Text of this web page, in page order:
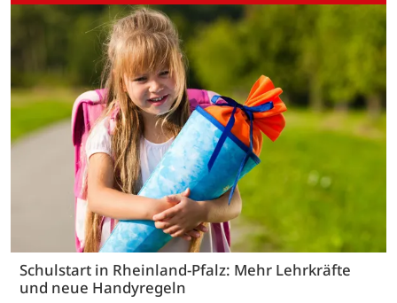
Schulstart in Rheinland-Pfalz: Mehr Lehrkräfte
und neue Handyregeln